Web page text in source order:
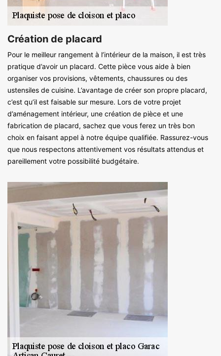
Création de placard
Pour le meilleur rangement à l’intérieur de la maison, il est très
pratique d’avoir un placard. Cette pièce vous aide à bien
organiser vos provisions, vêtements, chaussures ou des
ustensiles de cuisine. L’avantage de créer son propre placard,
c’est qu’il est faisable sur mesure. Lors de votre projet
d’aménagement intérieur, une création de pièce et une
fabrication de placard, sachez que vous ferez un très bon
choix en faisant appel à notre équipe qualifiée. Rassurez-vous
que nous respectons attentivement vos résultats attendus et
pareillement votre possibilité budgétaire.